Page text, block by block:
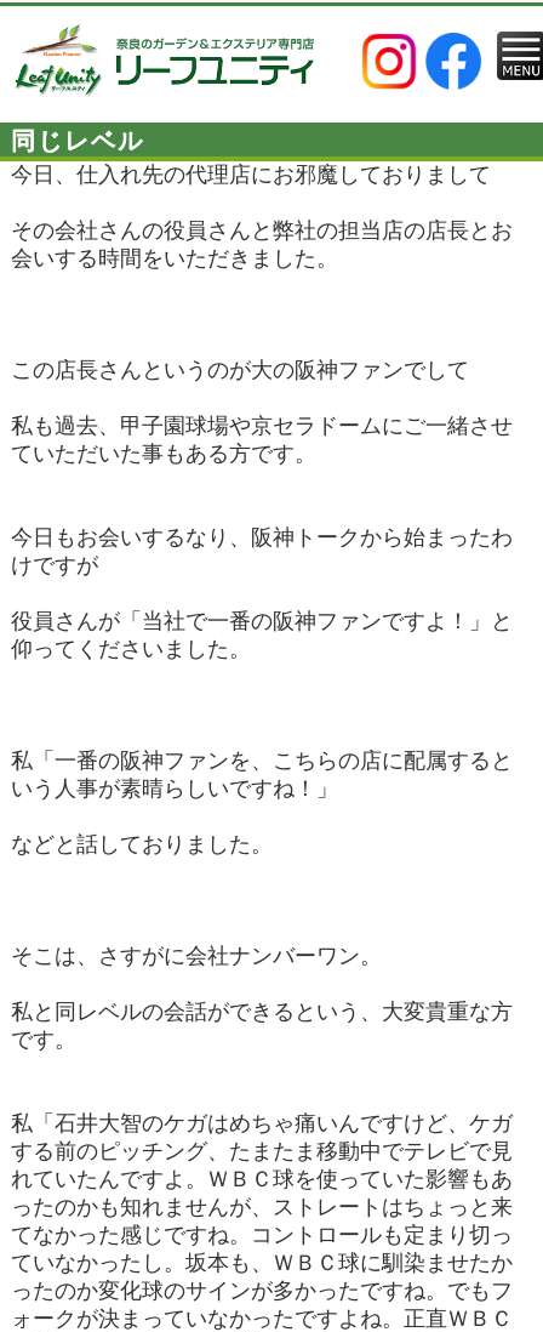
同じレベル
今日、仕入れ先の代理店にお邪魔しておりまして
その会社さんの役員さんと弊社の担当店の店長とお
会いする時間をいただきました。
この店長さんというのが大の阪神ファンでして
私も過去、甲子園球場や京セラドームにご一緒させ
ていただいた事もある方です。
今日もお会いするなり、阪神トークから始まったわ
けですが
役員さんが「当社で一番の阪神ファンですよ！」と
仰ってくださいました。
私「一番の阪神ファンを、こちらの店に配属すると
いう人事が素晴らしいですね！」
などと話しておりました。
そこは、さすがに会社ナンバーワン。
私と同レベルの会話ができるという、大変貴重な方
です。
私「石井大智のケガはめちゃ痛いんですけど、ケガ
する前のピッチング、たまたま移動中でテレビで見
れていたんですよ。ＷＢＣ球を使っていた影響もあ
ったのかも知れませんが、ストレートはちょっと来
てなかった感じですね。コントロールも定まり切っ
ていなかったし。坂本も、ＷＢＣ球に馴染ませたか
ったのか変化球のサインが多かったですね。でもフ
ォークが決まっていなかったですよね。正直ＷＢＣ